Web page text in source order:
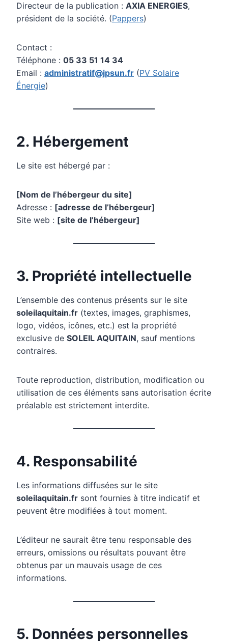
Directeur de la publication : AXIA ENERGIES,
président de la société. (Pappers)
Contact :
Téléphone : 05 33 51 14 34
Email : administratif@jpsun.fr (PV Solaire
Énergie)
2. Hébergement
Le site est hébergé par :
[Nom de l’hébergeur du site]
Adresse : [adresse de l’hébergeur]
Site web : [site de l’hébergeur]
3. Propriété intellectuelle
L’ensemble des contenus présents sur le site
soleilaquitain.fr (textes, images, graphismes,
logo, vidéos, icônes, etc.) est la propriété
exclusive de SOLEIL AQUITAIN, sauf mentions
contraires.
Toute reproduction, distribution, modification ou
utilisation de ces éléments sans autorisation écrite
préalable est strictement interdite.
4. Responsabilité
Les informations diffusées sur le site
soleilaquitain.fr sont fournies à titre indicatif et
peuvent être modifiées à tout moment.
L’éditeur ne saurait être tenu responsable des
erreurs, omissions ou résultats pouvant être
obtenus par un mauvais usage de ces
informations.
5. Données personnelles